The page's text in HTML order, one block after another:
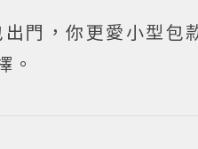
門，你更愛小型包
。